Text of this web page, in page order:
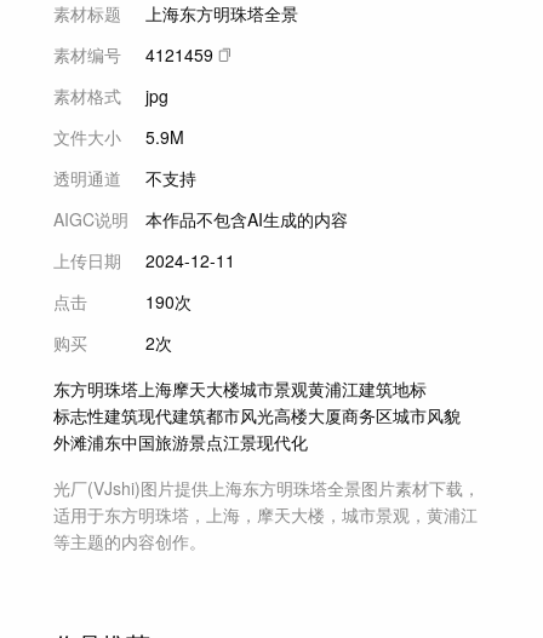
素材标题
上海东方明珠塔全景
素材编号
4121459
素材格式
jpg
文件大小
5.9M
透明通道
不支持
AIGC说明
本作品不包含AI生成的内容
上传日期
2024-12-11
点击
190次
购买
2次
东方明珠塔上海摩天大楼城市景观黄浦江建筑地标
标志性建筑现代建筑都市风光高楼大厦商务区城市风貌
外滩浦东中国旅游景点江景现代化
光厂(VJshi)图片提供上海东方明珠塔全景图片素材下载，
适用于东方明珠塔，上海，摩天大楼，城市景观，黄浦江
等主题的内容创作。